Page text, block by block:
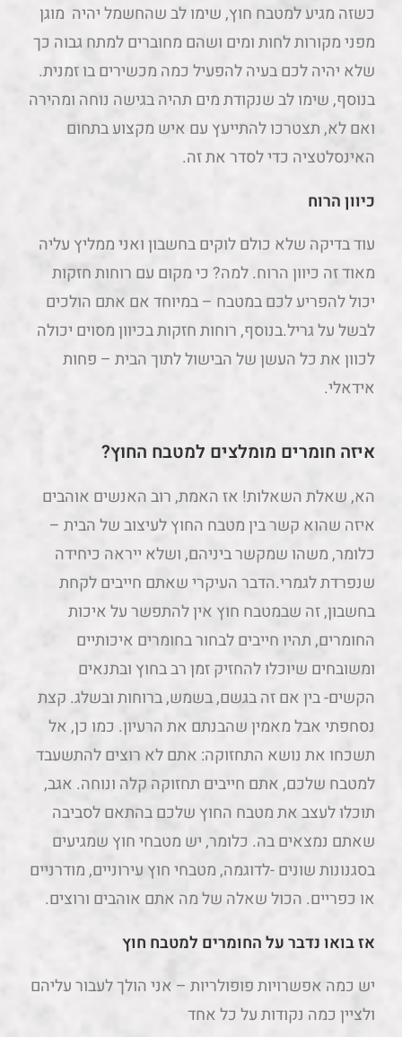
כשזה מגיע למטבח חוץ, שימו לב שהחשמל יהיה מוגן
מפני מקורות לחות ומים ושהם מחוברים למתח גבוה כך
שלא יהיה לכם בעיה להפעיל כמה מכשירים בו זמנית.
בנוסף, שימו לב שנקודת מים תהיה בגישה נוחה ומהירה
ואם לא, תצטרכו להתייעץ עם איש מקצוע בתחום
האינסלטציה כדי לסדר את זה.
כיוון הרוח
עוד בדיקה שלא כולם לוקים בחשבון ואני ממליץ עליה
מאוד זה כיוון הרוח. למה? כי מקום עם רוחות חזקות
יכול להפריע לכם במטבח – במיוחד אם אתם הולכים
לבשל על גריל.בנוסף, רוחות חזקות בכיוון מסוים יכולה
לכוון את כל העשן של הבישול לתוך הבית – פחות
אידאלי.
איזה חומרים מומלצים למטבח החוץ?
הא, שאלת השאלות! אז האמת, רוב האנשים אוהבים
איזה שהוא קשר בין מטבח החוץ לעיצוב של הבית –
כלומר, משהו שמקשר ביניהם, ושלא ייראה כיחידה
שנפרדת לגמרי.הדבר העיקרי שאתם חייבים לקחת
בחשבון, זה שבמטבח חוץ אין להתפשר על איכות
החומרים, תהיו חייבים לבחור בחומרים איכותיים
ומשובחים שיוכלו להחזיק זמן רב בחוץ ובתנאים
הקשים- בין אם זה בגשם, בשמש, ברוחות ובשלג. קצת
נסחפתי אבל מאמין שהבנתם את הרעיון. כמו כן, אל
תשכחו את נושא התחזוקה: אתם לא רוצים להתשעבד
למטבח שלכם, אתם חייבים תחזוקה קלה ונוחה. אגב,
תוכלו לעצב את מטבח החוץ שלכם בהתאם לסביבה
שאתם נמצאים בה. כלומר, יש מטבחי חוץ שמגיעים
בסגנונות שונים -לדוגמה, מטבחי חוץ עירוניים, מודרניים
או כפריים. הכול שאלה של מה אתם אוהבים ורוצים.
אז בואו נדבר על החומרים למטבח חוץ
יש כמה אפשרויות פופולריות – אני הולך לעבור עליהם
ולציין כמה נקודות על כל אחד